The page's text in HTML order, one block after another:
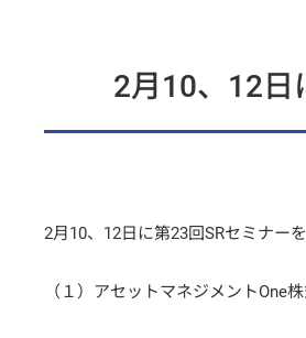
2月10、12日
2月10、12日に第23回SRセミナー
（１）アセットマネジメントOne